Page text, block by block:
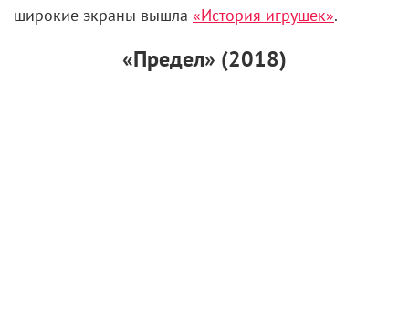
широкие экраны вышла «История игрушек».
«Предел» (2018)